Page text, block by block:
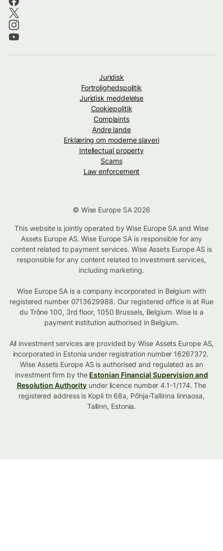
Juridisk
Fortrolighedspolitik
Juridisk meddelelse
Cookiepolitik
Complaints
Andre lande
Erklæring om moderne slaveri
Intellectual property
Scams
Law enforcement
© Wise Europe SA 2026
This website is jointly operated by Wise Europe SA and Wise
Assets Europe AS. Wise Europe SA is responsible for any
content related to payment services. Wise Assets Europe AS is
responsible for any content related to investment services,
including marketing.
Wise Europe SA is a company incorporated in Belgium with
registered number 0713629988. Our registered office is at Rue
du Trône 100, 3rd floor, 1050 Brussels, Belgium. Wise is a
payment institution authorised in Belgium.
All investment services are provided by Wise Assets Europe AS,
incorporated in Estonia under registration number 16267372.
Wise Assets Europe AS is authorised and regulated as an
investment firm by the Estonian Financial Supervision and
Resolution Authority under licence number 4.1-1/174. The
registered address is Kopli tn 68a, Põhja-Tallinna linnaosa,
Tallinn, Estonia.